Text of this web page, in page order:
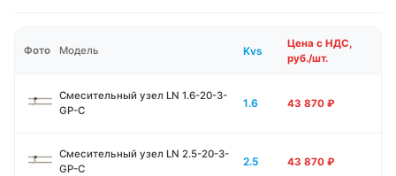
Фото Модель Kvs
Цена с НДС,
руб./шт.
Смесительный узел LN 1.6-20-3-
GP-C
1.6 43 870 ₽
Смесительный узел LN 2.5-20-3-
GP-C
2.5 43 870 ₽